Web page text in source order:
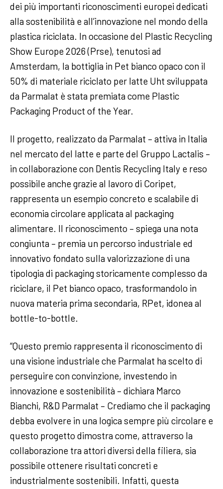
dei più importanti riconoscimenti europei dedicati
alla sostenibilità e all’innovazione nel mondo della
plastica riciclata. In occasione del Plastic Recycling
Show Europe 2026 (Prse), tenutosi ad
Amsterdam, la bottiglia in Pet bianco opaco con il
50% di materiale riciclato per latte Uht sviluppata
da Parmalat è stata premiata come Plastic
Packaging Product of the Year.
Il progetto, realizzato da Parmalat – attiva in Italia
nel mercato del latte e parte del Gruppo Lactalis –
in collaborazione con Dentis Recycling Italy e reso
possibile anche grazie al lavoro di Coripet,
rappresenta un esempio concreto e scalabile di
economia circolare applicata al packaging
alimentare. Il riconoscimento – spiega una nota
congiunta – premia un percorso industriale ed
innovativo fondato sulla valorizzazione di una
tipologia di packaging storicamente complesso da
riciclare, il Pet bianco opaco, trasformandolo in
nuova materia prima secondaria, RPet, idonea al
bottle-to-bottle.
“Questo premio rappresenta il riconoscimento di
una visione industriale che Parmalat ha scelto di
perseguire con convinzione, investendo in
innovazione e sostenibilità – dichiara Marco
Bianchi, R&D Parmalat – Crediamo che il packaging
debba evolvere in una logica sempre più circolare e
questo progetto dimostra come, attraverso la
collaborazione tra attori diversi della filiera, sia
possibile ottenere risultati concreti e
industrialmente sostenibili. Infatti, questa